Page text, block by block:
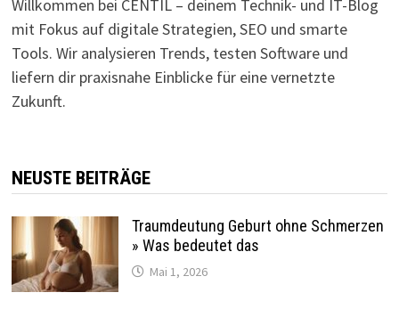
Willkommen bei CENTIL – deinem Technik- und IT-Blog
mit Fokus auf digitale Strategien, SEO und smarte
Tools. Wir analysieren Trends, testen Software und
liefern dir praxisnahe Einblicke für eine vernetzte
Zukunft.
NEUSTE BEITRÄGE
Traumdeutung Geburt ohne Schmerzen
» Was bedeutet das
Mai 1, 2026